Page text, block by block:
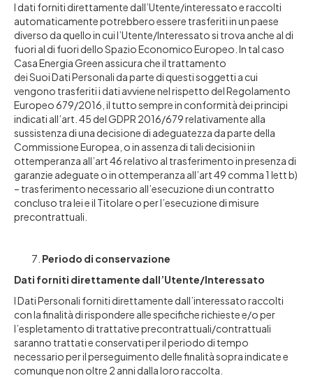
I dati forniti direttamente dall’Utente/interessato e raccolti
automaticamente potrebbero essere trasferiti in un paese
diverso da quello in cui l’Utente/Interessato si trova anche al di
fuori al di fuori dello Spazio Economico Europeo. In tal caso
Casa Energia Green assicura che il trattamento
dei Suoi Dati Personali da parte di questi soggetti a cui
vengono trasferiti i dati avviene nel rispetto del Regolamento
Europeo 679/2016, il tutto sempre in conformità dei principi
indicati all’art. 45 del GDPR 2016/679 relativamente alla
sussistenza di una decisione di adeguatezza da parte della
Commissione Europea, o in assenza di tali decisioni in
ottemperanza all’art 46 relativo al trasferimento in presenza di
garanzie adeguate o in ottemperanza all’art 49 comma 1 lett b)
– trasferimento necessario all’esecuzione di un contratto
concluso tra lei e il Titolare o per l’esecuzione di misure
precontrattuali.
Periodo di conservazione
Dati forniti direttamente dall’Utente/Interessato
I Dati Personali forniti direttamente dall’interessato raccolti
con la finalità di rispondere alle specifiche richieste e/o per
l’espletamento di trattative precontrattuali/contrattuali
saranno trattati e conservati per il periodo di tempo
necessario per il perseguimento delle finalità sopra indicate e
comunque non oltre 2 anni dalla loro raccolta.